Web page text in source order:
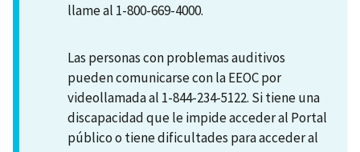
llame al 1-800-669-4000.
Las personas con problemas auditivos
pueden comunicarse con la EEOC por
videollamada al 1-844-234-5122. Si tiene una
discapacidad que le impide acceder al Portal
público o tiene dificultades para acceder al